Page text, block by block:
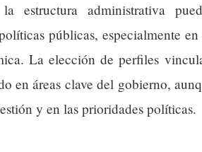
estructura administrativa
públicas, especialmente
La elección de perfiles
en áreas clave del gobierno,
y en las prioridades políticas.